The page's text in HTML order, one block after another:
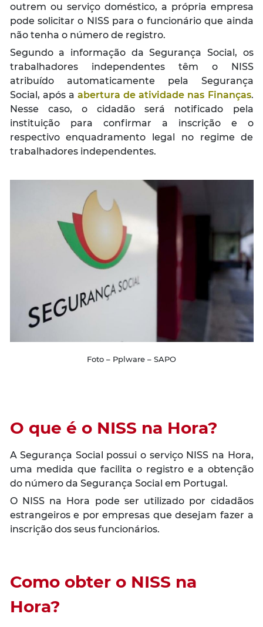
outrem ou serviço doméstico, a própria empresa
pode solicitar o NISS para o funcionário que ainda
não tenha o número de registro.
Segundo a informação da Segurança Social, os
trabalhadores independentes têm o NISS
atribuído automaticamente pela Segurança
Social, após a abertura de atividade nas Finanças.
Nesse caso, o cidadão será notificado pela
instituição para confirmar a inscrição e o
respectivo enquadramento legal no regime de
trabalhadores independentes.
Foto – Pplware – SAPO
O que é o NISS na Hora?
A Segurança Social possui o serviço NISS na Hora,
uma medida que facilita o registro e a obtenção
do número da Segurança Social em Portugal.
O NISS na Hora pode ser utilizado por cidadãos
estrangeiros e por empresas que desejam fazer a
inscrição dos seus funcionários.
Como obter o NISS na
Hora?